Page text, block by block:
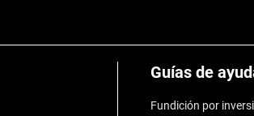
Guías de
Fundición por